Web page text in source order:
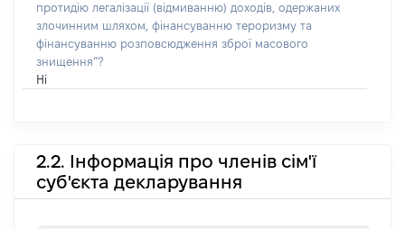
протидію легалізації (відмиванню) доходів, одержаних
злочинним шляхом, фінансуванню тероризму та
фінансуванню розповсюдження зброї масового
знищення”?
Ні
2.2. Інформація про членів сім'ї
суб'єкта декларування